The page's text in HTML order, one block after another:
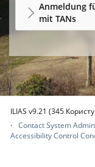
Anmeldung
mit TANs
ILIAS v9.21 (345
Contact System
Accessibility Control